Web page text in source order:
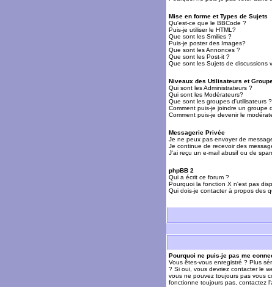
Mise en forme et Types de Sujets
Qu'est-ce que le BBCode ?
Puis-je utiliser le HTML?
Que sont les Smilies ?
Puis-je poster des Images?
Que sont les Annonces ?
Que sont les Post-it ?
Que sont les Sujets de discussions
Niveaux des Utilisateurs et
Qui sont les Administrateurs ?
Qui sont les Modérateurs?
Que sont les groupes d'utilisateurs ?
Comment puis-je joindre un groupe
Comment puis-je devenir le
Messagerie Privée
Je ne peux pas envoyer de
Je continue de recevoir des
J'ai reçu un e-mail abusif ou de
phpBB 2
Qui a écrit ce forum ?
Pourquoi la fonction X n'est pas
Qui dois-je contacter à propos des
Pourquoi ne puis-je pas me
Vous êtes-vous enregistré ? Plus
? Si oui, vous devriez contacter le
vous ne pouvez toujours pas vous
fonctionne toujours pas, contactez